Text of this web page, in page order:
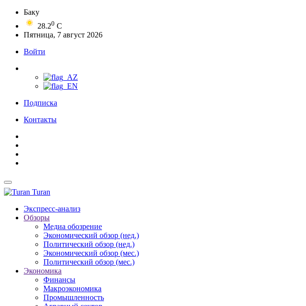
Баку
28.20 C
Пятница, 7 август 2026
Войти
Подписка
Контакты
Turan
Экспресс-анализ
Обзоры
Медиа обозрение
Экономический обзор (нед.)
Политический обзор (нед.)
Экономический обзор (мес.)
Политический обзор (мес.)
Экономика
Финансы
Макроэкономика
Промышленность